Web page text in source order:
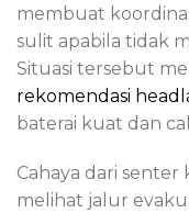
membuat
sulit apabila tidak
Situasi tersebut
rekomendasi
baterai kuat dan
Cahaya dari
melihat jalur